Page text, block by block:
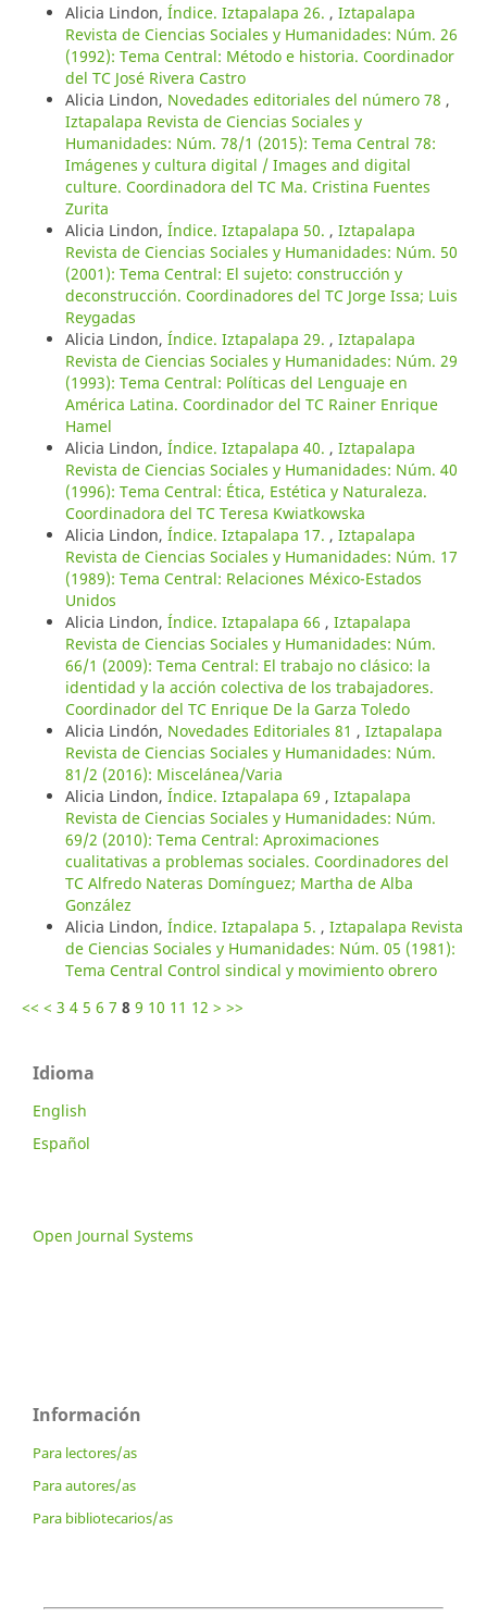
Alicia Lindon, Índice. Iztapalapa 26. , Iztapalapa
Revista de Ciencias Sociales y Humanidades: Núm. 26
(1992): Tema Central: Método e historia. Coordinador
del TC José Rivera Castro
Alicia Lindon, Novedades editoriales del número 78 ,
Iztapalapa Revista de Ciencias Sociales y
Humanidades: Núm. 78/1 (2015): Tema Central 78:
Imágenes y cultura digital / Images and digital
culture. Coordinadora del TC Ma. Cristina Fuentes
Zurita
Alicia Lindon, Índice. Iztapalapa 50. , Iztapalapa
Revista de Ciencias Sociales y Humanidades: Núm. 50
(2001): Tema Central: El sujeto: construcción y
deconstrucción. Coordinadores del TC Jorge Issa; Luis
Reygadas
Alicia Lindon, Índice. Iztapalapa 29. , Iztapalapa
Revista de Ciencias Sociales y Humanidades: Núm. 29
(1993): Tema Central: Políticas del Lenguaje en
América Latina. Coordinador del TC Rainer Enrique
Hamel
Alicia Lindon, Índice. Iztapalapa 40. , Iztapalapa
Revista de Ciencias Sociales y Humanidades: Núm. 40
(1996): Tema Central: Ética, Estética y Naturaleza.
Coordinadora del TC Teresa Kwiatkowska
Alicia Lindon, Índice. Iztapalapa 17. , Iztapalapa
Revista de Ciencias Sociales y Humanidades: Núm. 17
(1989): Tema Central: Relaciones México-Estados
Unidos
Alicia Lindon, Índice. Iztapalapa 66 , Iztapalapa
Revista de Ciencias Sociales y Humanidades: Núm.
66/1 (2009): Tema Central: El trabajo no clásico: la
identidad y la acción colectiva de los trabajadores.
Coordinador del TC Enrique De la Garza Toledo
Alicia Lindón, Novedades Editoriales 81 , Iztapalapa
Revista de Ciencias Sociales y Humanidades: Núm.
81/2 (2016): Miscelánea/Varia
Alicia Lindon, Índice. Iztapalapa 69 , Iztapalapa
Revista de Ciencias Sociales y Humanidades: Núm.
69/2 (2010): Tema Central: Aproximaciones
cualitativas a problemas sociales. Coordinadores del
TC Alfredo Nateras Domínguez; Martha de Alba
González
Alicia Lindon, Índice. Iztapalapa 5. , Iztapalapa Revista
de Ciencias Sociales y Humanidades: Núm. 05 (1981):
Tema Central Control sindical y movimiento obrero
<< < 3 4 5 6 7 8 9 10 11 12 > >>
Idioma
English
Español
Open Journal Systems
Información
Para lectores/as
Para autores/as
Para bibliotecarios/as